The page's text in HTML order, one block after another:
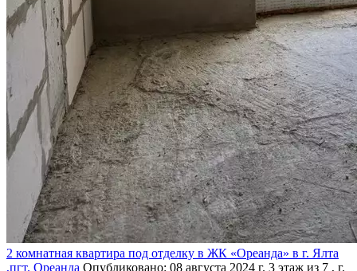
2 комнатная квартира под отделку в ЖК «Ореанда» в г. Ялта
,пгт. Ореанда Опубликовано: 08 августа 2024 г. 3 этаж из 7 , г.